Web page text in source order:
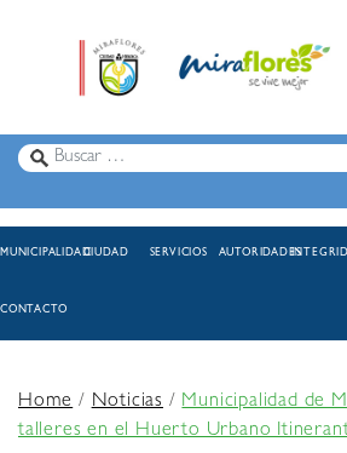
MUNICIPALIDADCIUDAD SERVICIOS AUTORIDADES
CONTACTO
Home/Noticias /Municipalidad de
talleres en el Huerto Urbano